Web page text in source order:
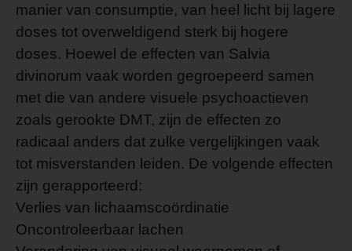
manier van consumptie, van heel licht bij lagere
doses tot overweldigend sterk bij hogere
doses. Hoewel de effecten van Salvia
divinorum vaak worden gegroepeerd samen
met die van andere visuele psychoactieven
zoals gerookte DMT, zijn de effecten zo
radicaal anders dat zulke vergelijkingen vaak
tot misverstanden leiden. De volgende effecten
zijn gerapporteerd:
Verlies van lichaamscoördinatie
Oncontroleerbaar lachen